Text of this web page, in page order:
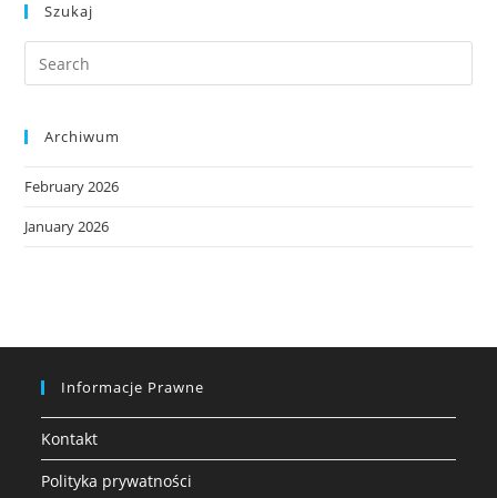
Szukaj
Archiwum
February 2026
January 2026
Informacje Prawne
Kontakt
Polityka prywatności